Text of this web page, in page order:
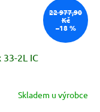
22 977,90
Kč
–18 %
2L IC
Skladem u výrobce